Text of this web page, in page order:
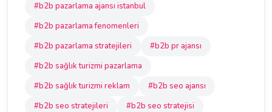
#b2b pazarlama ajansı istanbul
#b2b pazarlama fenomenleri
#b2b pazarlama stratejileri
#b2b pr ajansı
#b2b sağlık turizmi pazarlama
#b2b sağlık turizmi reklam
#b2b seo ajansı
#b2b seo stratejileri
#b2b seo stratejisi